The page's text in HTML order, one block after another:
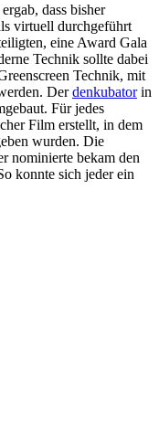
dass bisher
virtuell durchgeführt
eine Award Gala
Technik sollte dabei
Technik, mit
Derdenkubatorin
Für jedes
Film erstellt, in dem
wurden. Die
nominierte bekam den
konnte sich jeder ein